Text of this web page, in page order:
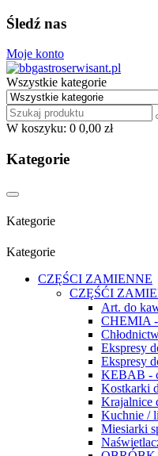
Śledź nas
Moje konto
Wszystkie kategorie
W koszyku: 0 0,00 zł
Kategorie
Kategorie
Kategorie
CZĘŚCI ZAMIENNE
CZĘŚĆI
Art. do
CHEMIA -
Ekspresy
Ekspresy
KEBAB -
Kostkarki
Krajalnice
Kuchnie /
Miesiarki